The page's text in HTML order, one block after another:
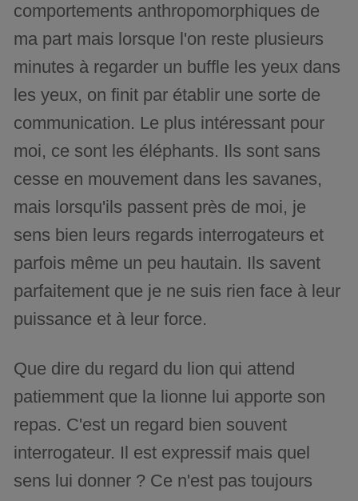
comportements anthropomorphiques de
ma part mais lorsque l'on reste plusieurs
minutes à regarder un buffle les yeux dans
les yeux, on finit par établir une sorte de
communication. Le plus intéressant pour
moi, ce sont les éléphants. Ils sont sans
cesse en mouvement dans les savanes,
mais lorsqu'ils passent près de moi, je
sens bien leurs regards interrogateurs et
parfois même un peu hautain. Ils savent
parfaitement que je ne suis rien face à leur
puissance et à leur force.
Que dire du regard du lion qui attend
patiemment que la lionne lui apporte son
repas. C'est un regard bien souvent
interrogateur. Il est expressif mais quel
sens lui donner ? Ce n'est pas toujours